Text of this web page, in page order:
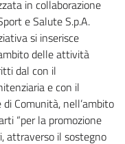
in collaborazione
e Salute S.p.A.
si inserisce
delle attività
dal con il
e con il
Comunità, nell’ambito
“per la promozione
attraverso il sostegno